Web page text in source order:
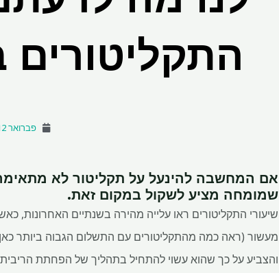
התקליטורים
פברואר 12, 2024
אם המחשבה להינעל על תקליטור לא
שמומחה מציע לשקול במקום זאת.
מעשור (ראה כמה מהתקליטורים עם התשלום הגבוה ביותר